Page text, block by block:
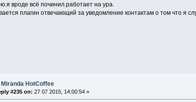
вроде всё починил.работает на ура.
плагин отвечающий за уведомление контактам о том что я
HotCoffee
#235 on: 27 07 2015, 14:00:54 »